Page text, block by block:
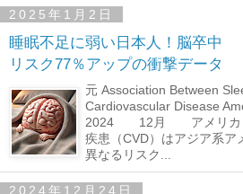
2025年1月2日
睡眠不足に弱い日本人！脳卒中
リスク77％アップの衝撃データ
元 Association Between
Cardiovascular Disease
2024 12月 アメリカ 脳
疾患（CVD）はアジア系ア
異なるリスク...
2024年12月24日